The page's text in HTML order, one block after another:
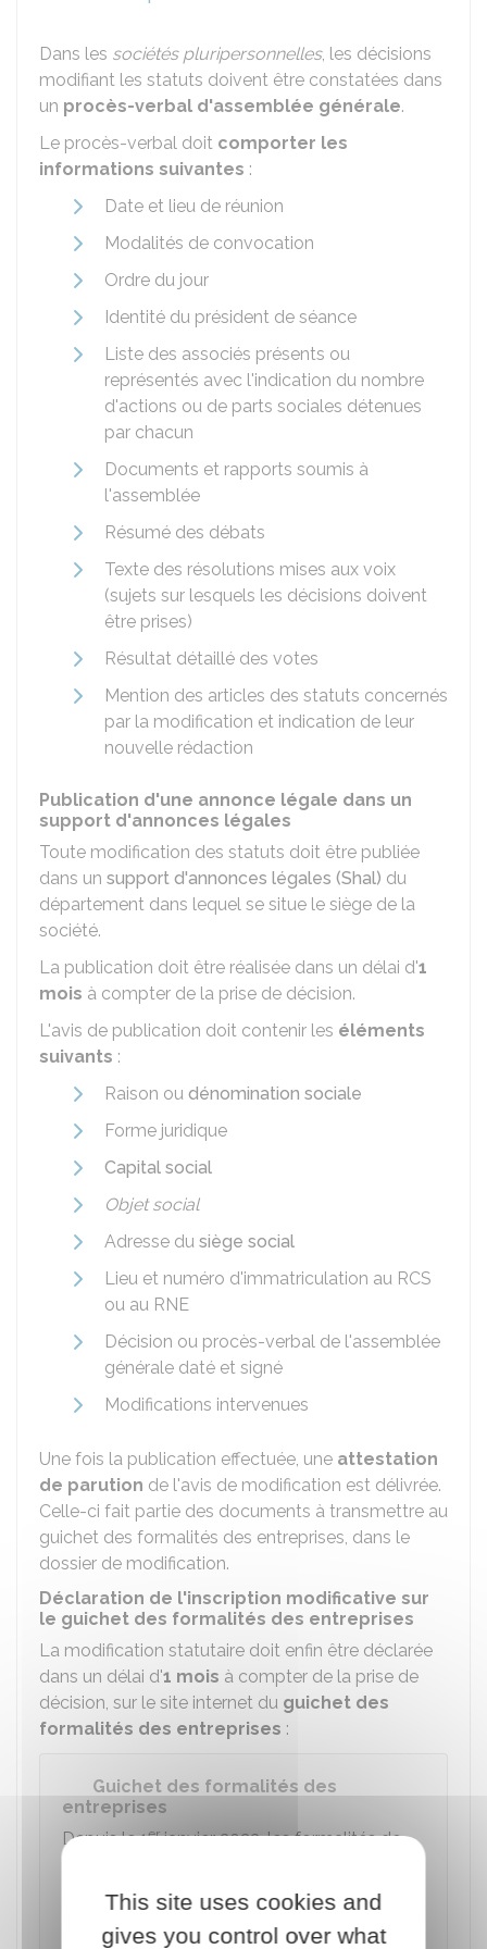
Dans les sociétés pluripersonnelles, les décisions
modifiant les statuts doivent être constatées dans
un procès-verbal d'assemblée générale.
Le procès-verbal doit comporter les
informations suivantes :
Date et lieu de réunion
Modalités de convocation
Ordre du jour
Identité du président de séance
Liste des associés présents ou
représentés avec l'indication du nombre
d'actions ou de parts sociales détenues
par chacun
Documents et rapports soumis à
l'assemblée
Résumé des débats
Texte des résolutions mises aux voix
(sujets sur lesquels les décisions doivent
être prises)
Résultat détaillé des votes
Mention des articles des statuts concernés
par la modification et indication de leur
nouvelle rédaction
Publication d'une annonce légale dans un
support d'annonces légales
Toute modification des statuts doit être publiée
dans un support d'annonces légales (Shal) du
département dans lequel se situe le siège de la
société.
La publication doit être réalisée dans un délai d'1
mois à compter de la prise de décision.
L'avis de publication doit contenir les éléments
suivants :
Raison ou dénomination sociale
Forme juridique
Capital social
Objet social
Adresse du siège social
Lieu et numéro d'immatriculation au RCS
ou au RNE
Décision ou procès-verbal de l'assemblée
générale daté et signé
Modifications intervenues
Une fois la publication effectuée, une attestation
de parution de l'avis de modification est délivrée.
Celle-ci fait partie des documents à transmettre au
guichet des formalités des entreprises, dans le
dossier de modification.
Déclaration de l'inscription modificative sur
le guichet des formalités des entreprises
La modification statutaire doit enfin être déclarée
dans un délai d'1 mois à compter de la prise de
décision, sur le site internet du guichet des
formalités des entreprises :
Guichet des formalités des
entreprises
Depuis le 1erjanvier 2023, les formalités de
d'activité doivent être réalisées en ligne sur le
guichet des formalités des entreprises
guichet unique" remplace les centres de
This site uses cookies and
gives you control over what